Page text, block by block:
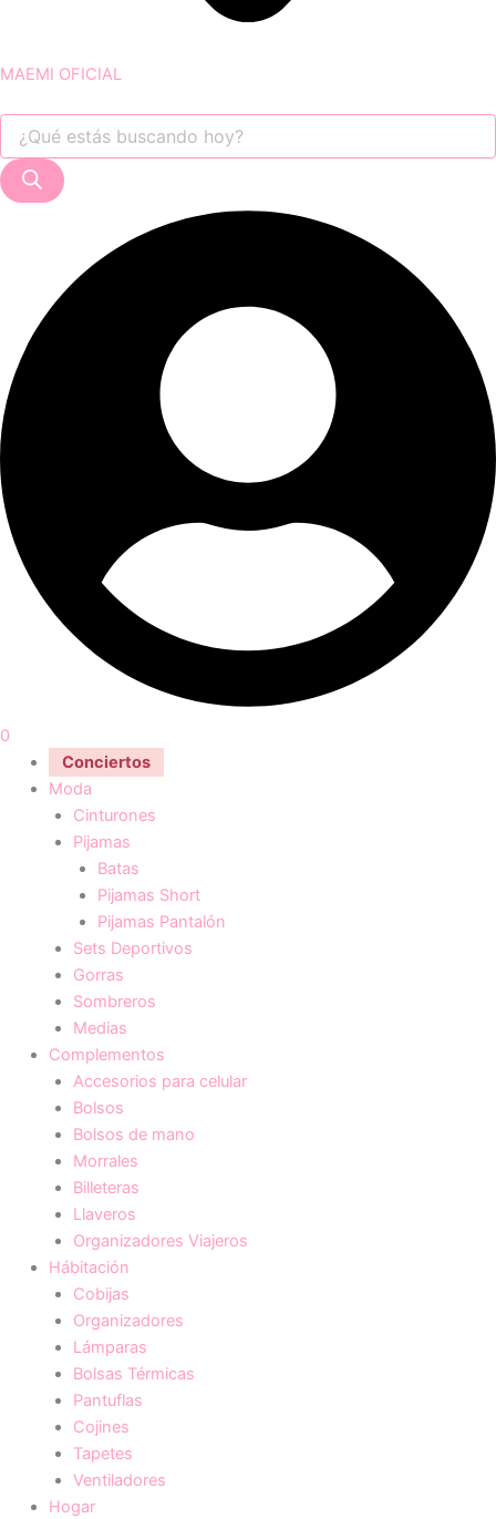
MAEMI OFICIAL
0
Conciertos
Moda
Cinturones
Pijamas
Batas
Pijamas Short
Pijamas Pantalón
Sets Deportivos
Gorras
Sombreros
Medias
Complementos
Accesorios para celular
Bolsos
Bolsos de mano
Morrales
Billeteras
Llaveros
Organizadores Viajeros
Hábitación
Cobijas
Organizadores
Lámparas
Bolsas Térmicas
Pantuflas
Cojines
Tapetes
Ventiladores
Hogar